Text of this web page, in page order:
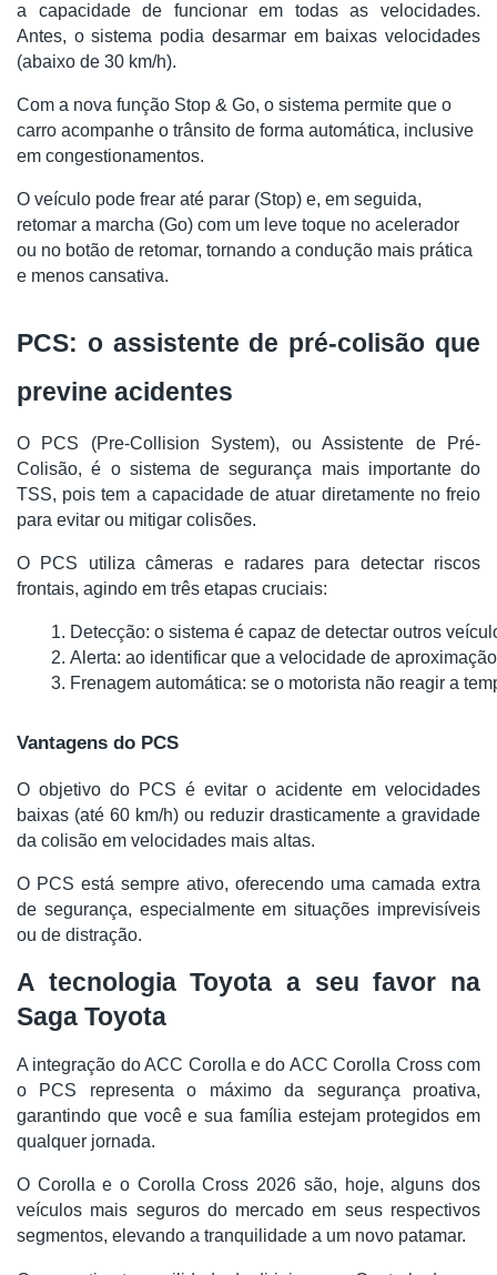
a capacidade de funcionar em todas as velocidades.
Antes, o sistema podia desarmar em baixas velocidades
(abaixo de 30 km/h).
Com a nova função Stop & Go, o sistema permite que o
carro acompanhe o trânsito de forma automática, inclusive
em congestionamentos.
O veículo pode frear até parar (Stop) e, em seguida,
retomar a marcha (Go) com um leve toque no acelerador
ou no botão de retomar, tornando a condução mais prática
e menos cansativa.
PCS: o assistente de pré-colisão que
previne acidentes
O PCS (Pre-Collision System), ou Assistente de Pré-
Colisão, é o sistema de segurança mais importante do
TSS, pois tem a capacidade de atuar diretamente no freio
para evitar ou mitigar colisões.
O PCS utiliza câmeras e radares para detectar riscos
frontais, agindo em três etapas cruciais:
Detecção: o sistema é capaz de detectar outros
Alerta: ao identificar que a velocidade de
Frenagem automática: se o motorista não reagir a
Vantagens do PCS
O objetivo do PCS é evitar o acidente em velocidades
baixas (até 60 km/h) ou reduzir drasticamente a gravidade
da colisão em velocidades mais altas.
O PCS está sempre ativo, oferecendo uma camada extra
de segurança, especialmente em situações imprevisíveis
ou de distração.
A tecnologia Toyota a seu favor na
Saga Toyota
A integração do ACC Corolla e do ACC Corolla Cross com
o PCS representa o máximo da segurança proativa,
garantindo que você e sua família estejam protegidos em
qualquer jornada.
O Corolla e o Corolla Cross 2026 são, hoje, alguns dos
veículos mais seguros do mercado em seus respectivos
segmentos, elevando a tranquilidade a um novo patamar.